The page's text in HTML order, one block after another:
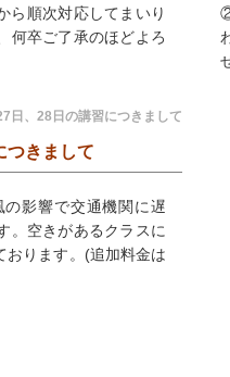
ら順次対応してまいり
何卒ご了承のほどよろ
日、28日の講習につきまして
つきまして
影響で交通機関に遅
。空きがあるクラスに
おります。(追加料金は